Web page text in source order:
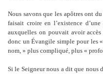
Nous savons que les apôtres ont
faisait croire en l’existence d’une
auxquelles on pouvait avoir
donc un Évangile simple pour les
nom, » plus compliqué, plus «
Si le Seigneur nous a dit que nous